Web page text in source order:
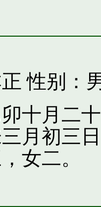
性别：
十月二
月初三
女二。